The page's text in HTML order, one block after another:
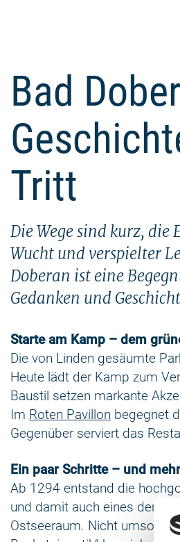
Bad
Tritt
Die Wege sind kurz, die
Wucht und verspielter
Doberan ist eine
Gedanken und
Starte am Kamp – dem
Die von Linden gesäumte
Heute lädt der Kamp zum
Baustil setzen markante
Im Roten Pavillon begegnet
Gegenüber serviert das
Ein paar Schritte – und
Ab 1294 entstand die
und damit auch eines der
Ostseeraum. Nicht umsonst